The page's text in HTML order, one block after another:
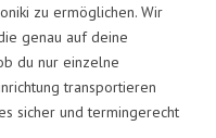
zu ermöglichen. Wir
genau auf deine
du nur einzelne
transportieren
sicher und termingerecht